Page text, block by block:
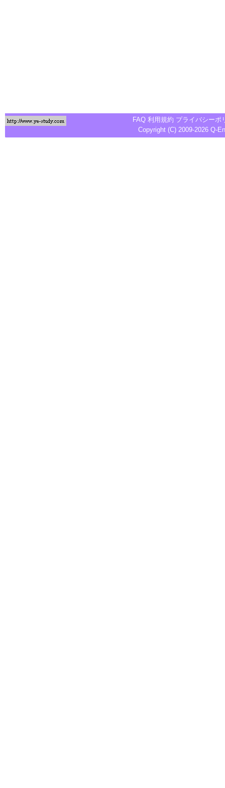
FAQ 利用規約 プライバシーポ
Copyright (C) 2009-2026 Q-